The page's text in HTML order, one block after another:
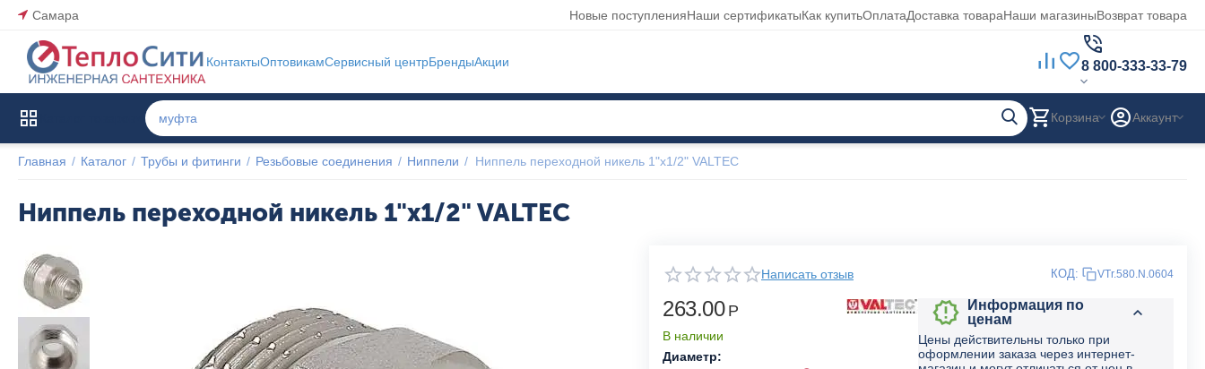
Самара Новые поступленияНаши сертификатыКак купитьОплатаДоставка товараНаши магазиныВозврат товара
КонтактыОптовикамСервисный центрБрендыАкции 8 800-333-33-79
Корзина Аккаунт
Главная / Каталог / Трубы и фитинги / Резьбовые соединения / Ниппели / Ниппель переходной никель 1"x1/2" VALTEC
Ниппель переходной никель 1"x1/2" VALTEC
Популярный
Написать отзыв КОД: VTr.580.N.0604
263.00 Р
В наличии
Диаметр:
Информация по
ценам
Цены действительны только при
оформлении заказа через интернет-